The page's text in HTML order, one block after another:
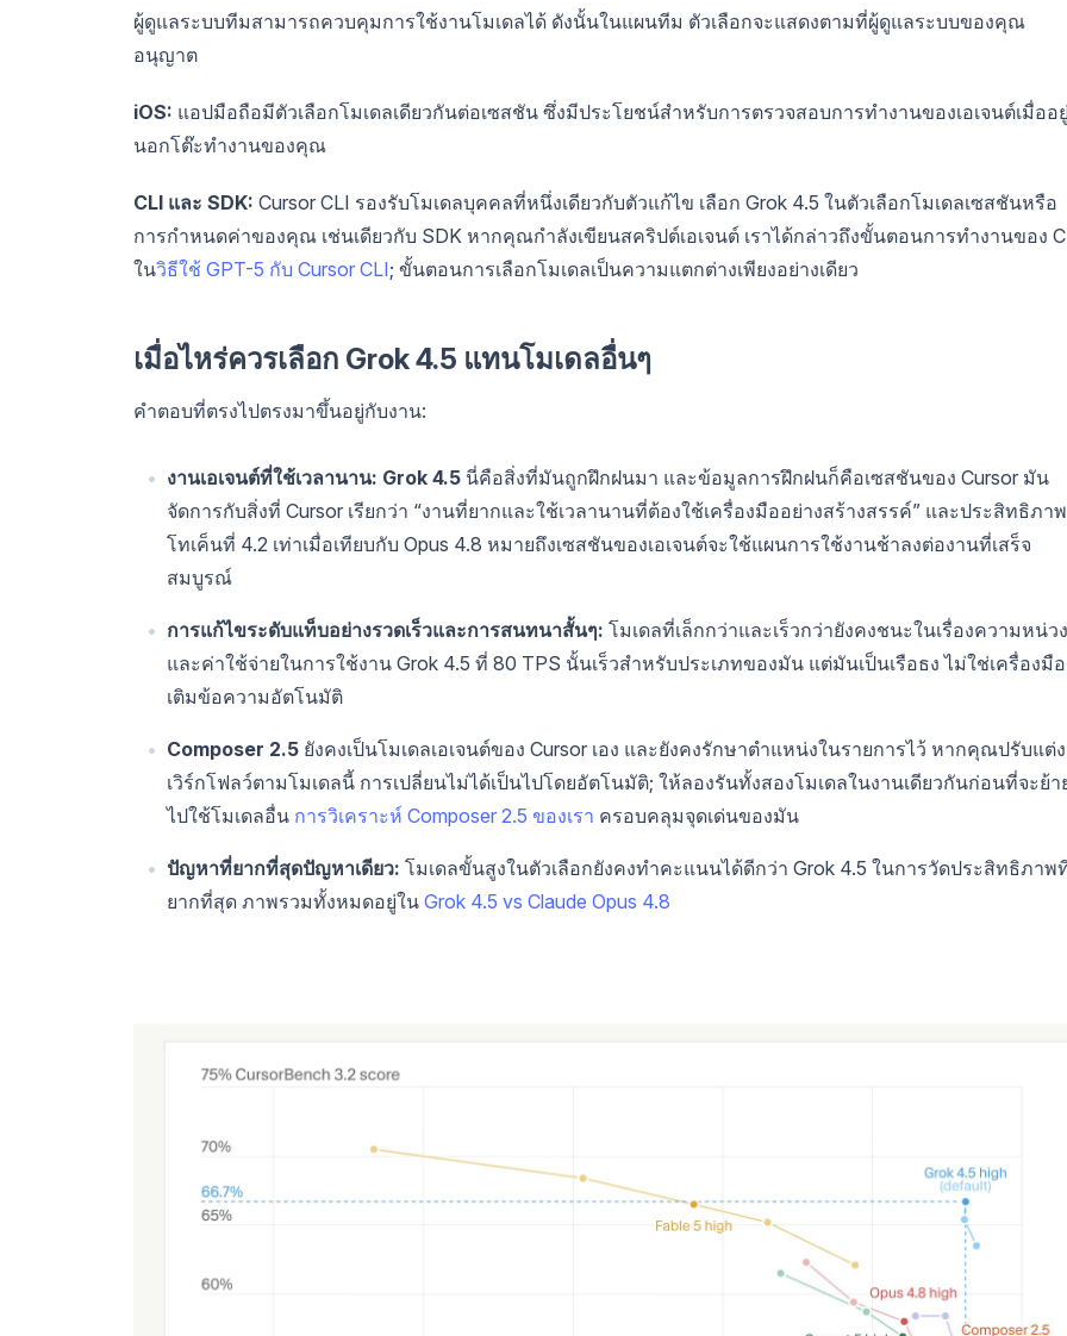
ผู้ดูแลระบบทีมสามารถควบคุมการใช้งานโมเดลได้ ดังนั้นในแผนทีม ตัวเลือกจะแสดงตามที่ผู้ดูแลระบบของคุณ
อนุญาต
iOS: แอปมือถือมีตัวเลือกโมเดลเดียวกันต่อเซสชัน ซึ่งมีประโยชน์สำหรับการตรวจสอบการทำงานของเอเจนต์เมื่ออ
นอกโต๊ะทำงานของคุณ
CLI และ SDK: Cursor CLI รองรับโมเดลบุคคลที่หนึ่งเดียวกับตัวแก้ไข เลือก Grok 4.5 ในตัวเลือกโมเดลเซสชันหรือ
การกำหนดค่าของคุณ เช่นเดียวกับ SDK หากคุณกำลังเขียนสคริปต์เอเจนต์ เราได้กล่าวถึงขั้นตอนการทำงานของ
ในวิธีใช้ GPT-5 กับ Cursor CLI; ขั้นตอนการเลือกโมเดลเป็นความแตกต่างเพียงอย่างเดียว
เมื่อไหร่ควรเลือก Grok 4.5 แทนโมเดลอื่นๆ
คำตอบที่ตรงไปตรงมาขึ้นอยู่กับงาน:
งานเอเจนต์ที่ใช้เวลานาน: Grok 4.5 นี่คือสิ่งที่มันถูกฝึกฝนมา และข้อมูลการฝึกฝนก็คือเซสชันของ Cursor มัน
จัดการกับสิ่งที่ Cursor เรียกว่า “งานที่ยากและใช้เวลานานที่ต้องใช้เครื่องมืออย่างสร้างสรรค์” และประสิทธิภาพ
โทเค็นที่ 4.2 เท่าเมื่อเทียบกับ Opus 4.8 หมายถึงเซสชันของเอเจนต์จะใช้แผนการใช้งานช้าลงต่องานที่เสร็จ
สมบูรณ์
การแก้ไขระดับแท็บอย่างรวดเร็วและการสนทนาสั้นๆ: โมเดลที่เล็กกว่าและเร็วกว่ายังคงชนะในเรื่องความหน่วง
และค่าใช้จ่ายในการใช้งาน Grok 4.5 ที่ 80 TPS นั้นเร็วสำหรับประเภทของมัน แต่มันเป็นเรือธง ไม่ใช่เครื่องมือ
เติมข้อความอัตโนมัติ
Composer 2.5 ยังคงเป็นโมเดลเอเจนต์ของ Cursor เอง และยังคงรักษาตำแหน่งในรายการไว้ หากคุณปรับแต่ง
เวิร์กโฟลว์ตามโมเดลนี้ การเปลี่ยนไม่ได้เป็นไปโดยอัตโนมัติ; ให้ลองรันทั้งสองโมเดลในงานเดียวกันก่อนที่จะย้า
ไปใช้โมเดลอื่น การวิเคราะห์ Composer 2.5 ของเรา ครอบคลุมจุดเด่นของมัน
ปัญหาที่ยากที่สุดปัญหาเดียว: โมเดลขั้นสูงในตัวเลือกยังคงทำคะแนนได้ดีกว่า Grok 4.5 ในการวัดประสิทธิภาพ
ยากที่สุด ภาพรวมทั้งหมดอยู่ใน Grok 4.5 vs Claude Opus 4.8